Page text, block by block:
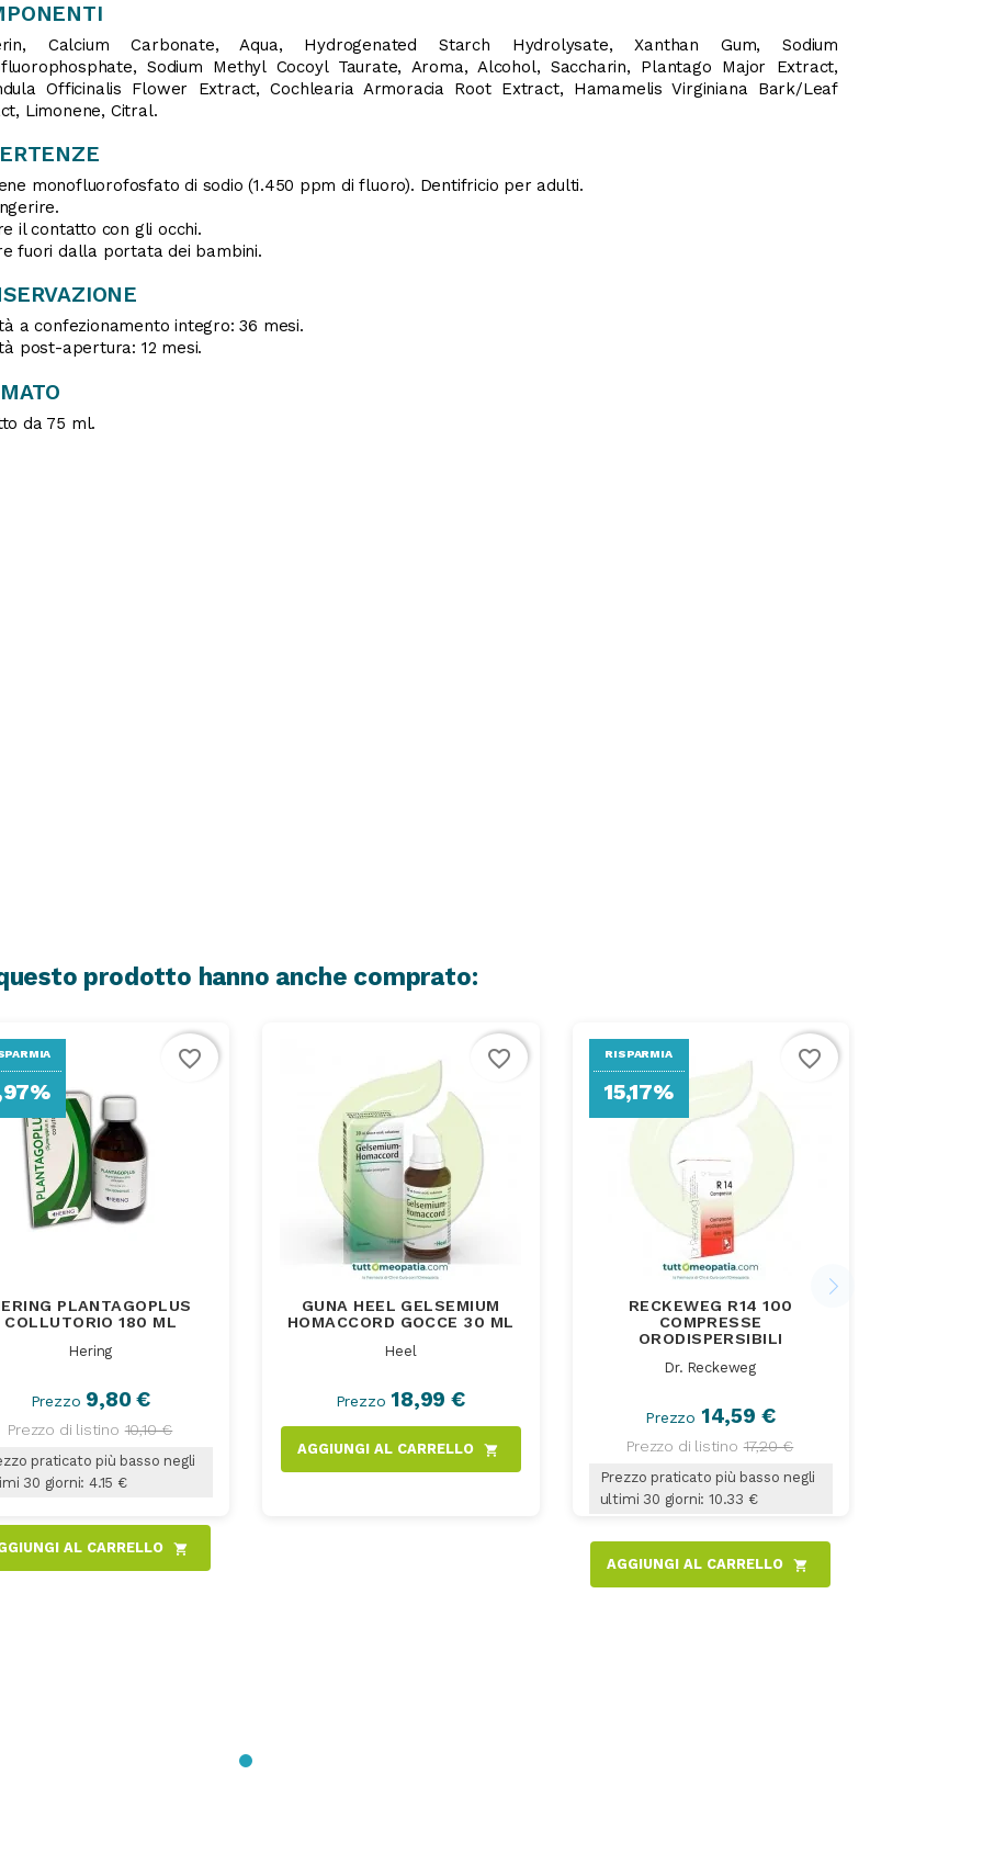
Calcium Carbonate, Aqua, Hydrogenated Starch Hydrolysate, Xanthan Gum, Sodium
Sodium Methyl Cocoyl Taurate, Aroma, Alcohol, Saccharin, Plantago Major Extract,
Officinalis Flower Extract, Cochlearia Armoracia Root Extract, Hamamelis Virginiana Bark/Leaf
Limonene, Citral.
monofluorofosfato di sodio (1.450 ppm di fluoro). Dentifricio per adulti.
il contatto con gli occhi.
fuori dalla portata dei bambini.
a confezionamento integro: 36 mesi.
post-apertura: 12 mesi.
da 75 ml.
prodotto hanno anche comprato:
PLANTAGOPLUS
COLLUTORIO 180 ML
Hering
Prezzo 9,80 €
Prezzo di listino 10,10 €
praticato più basso negli
30 giorni: 4.15 €
AL CARRELLO shopping_cart
favorite_border
GUNA HEEL GELSEMIUM
HOMACCORD GOCCE 30 ML
Heel
Prezzo 18,99 €
AGGIUNGI AL CARRELLO shopping_cart
favorite_border
RECKEWEG R14 100
COMPRESSE
ORODISPERSIBILI
Dr. Reckeweg
Prezzo 14,59 €
Prezzo di listino 17,20 €
Prezzo praticato più basso negli
ultimi 30 giorni: 10.33 €
AGGIUNGI AL CARRELLO shopping_cart
RISPARMIA
15,17%
favorite_border